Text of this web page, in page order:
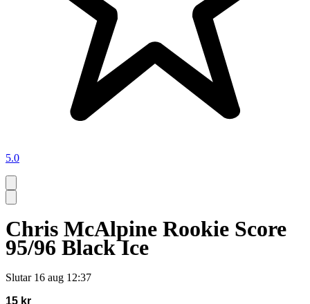
5.0
Chris McAlpine Rookie Score
95/96 Black Ice
Slutar 16 aug 12:37
15 kr